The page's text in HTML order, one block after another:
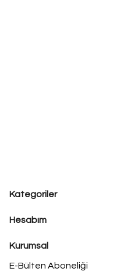
Kategoriler
Hesabım
Kurumsal
E-Bülten Aboneliği